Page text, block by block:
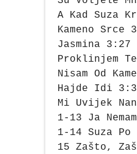
A Kad Suza
Kameno Srce
Jasmina 3:27
Proklinjem
Nisam Od
Hajde Idi
Mi Uvijek
1-13 Ja
1-14 Suza
15 Zašto,